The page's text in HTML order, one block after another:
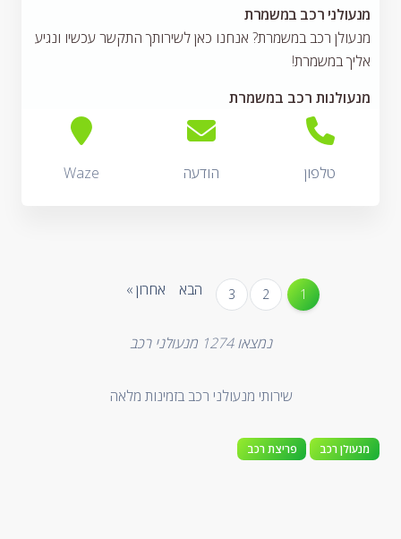
מנעולני רכב במשמרת
מנעולן רכב במשמרת? אנחנו כאן לשירותך התקשר עכשיו ונגיע
אליך במשמרת!
מנעולנות רכב במשמרת
טלפון הודעה Waze
1
2
3 הבא אחרון »
נמצאו1274 מנעולני רכב
שירותי מנעולני רכב בזמינות מלאה
מנעולן רכב פריצת רכב